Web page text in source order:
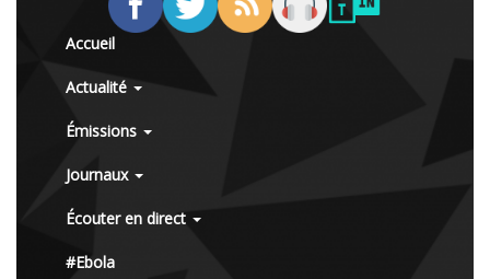
Accueil
Actualité
Émissions
Journaux
Écouter en direct
#Ebola